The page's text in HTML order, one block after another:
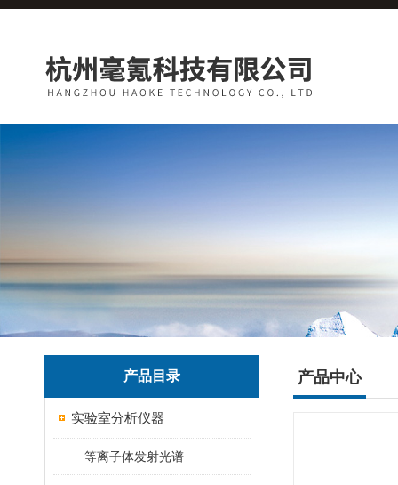
产品目录
实验室分析仪器
等离子体发射光谱
产品中心